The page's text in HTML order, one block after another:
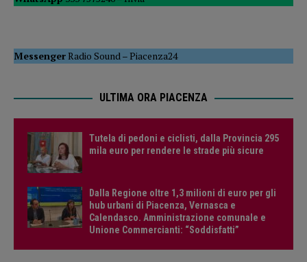
MessengerRadio Sound –Piacenza24
ULTIMA ORA PIACENZA
Tutela di pedoni e ciclisti, dalla Provincia 295
mila euro per rendere le strade più sicure
Dalla Regione oltre 1,3 milioni di euro per gli
hub urbani di Piacenza, Vernasca e
Calendasco. Amministrazione comunale e
Unione Commercianti: “Soddisfatti”